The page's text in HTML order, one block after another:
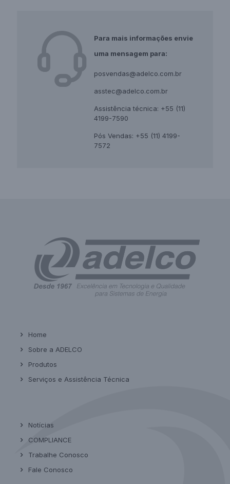
Para mais informações envie
uma mensagem para:
posvendas@adelco.com.br
asstec@adelco.com.br
Assistência técnica: +55 (11)
4199-7590
Pós Vendas: +55 (11) 4199-
7572
Home
Sobre a ADELCO
Produtos
Serviços e Assistência Técnica
Notícias
COMPLIANCE
Trabalhe Conosco
Fale Conosco